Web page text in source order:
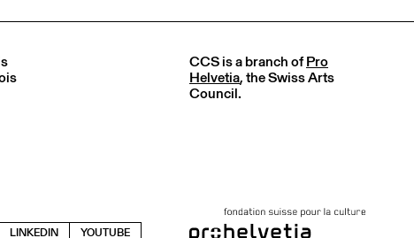
LINKEDIN YOUTUBE
CCS is a branch ofPro
Helvetia, the Swiss Arts
Council.